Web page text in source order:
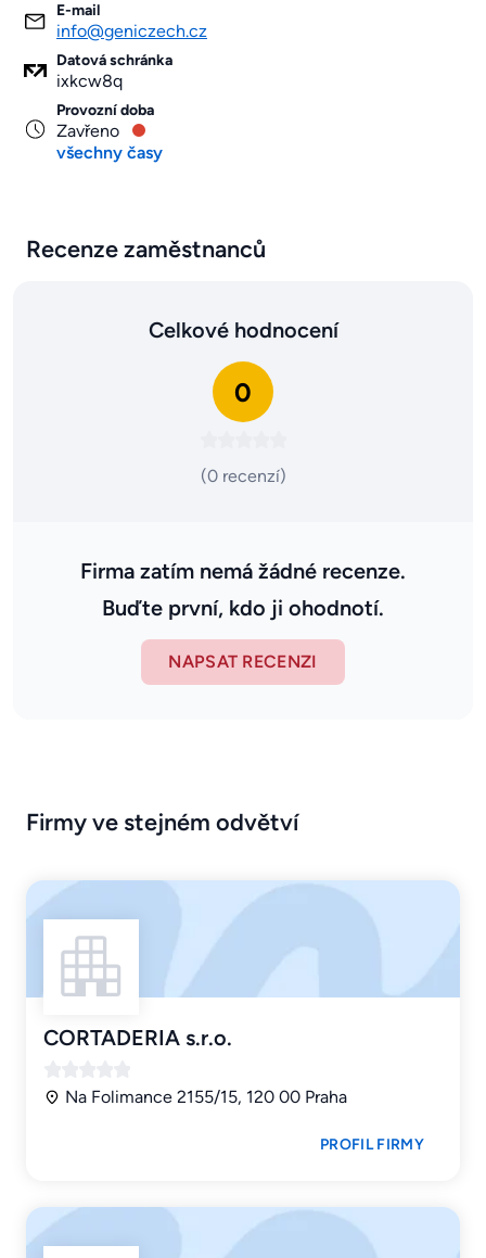
E-mail
info@geniczech.cz
Datová schránka
ixkcw8q
Provozní doba
Zavřeno
všechny časy
Recenze zaměstnanců
Celkové hodnocení
0
(0 recenzí)
Firma zatím nemá žádné recenze.
Buďte první, kdo ji ohodnotí.
NAPSAT RECENZI
Firmy ve stejném odvětví
CORTADERIA s.r.o.
Na Folimance 2155/15, 120 00 Praha
PROFIL FIRMY